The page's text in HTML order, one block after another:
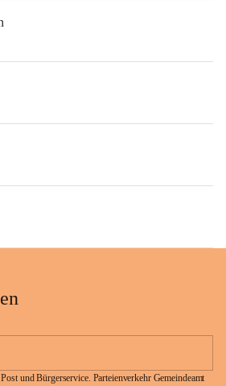
und Bürgerservice. Parteienverkehr Gemeindeamt